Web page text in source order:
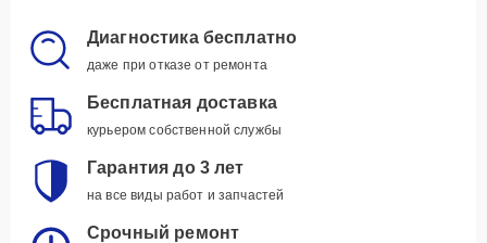
Диагностика бесплатно
даже при отказе от ремонта
Бесплатная доставка
курьером собственной службы
Гарантия до 3 лет
на все виды работ и запчастей
Срочный ремонт